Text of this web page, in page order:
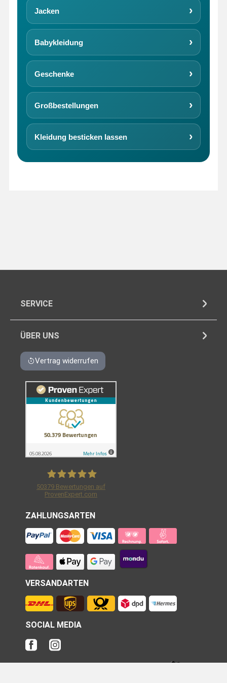
Jacken
Babykleidung
Geschenke
Großbestellungen
Kleidung besticken lassen
SERVICE
ÜBER UNS
Vertrag widerrufen
50379 Bewertungen auf
ProvenExpert.com
ZAHLUNGSARTEN
VERSANDARTEN
SOCIAL MEDIA
Unsere Produkte werden inDeutschland